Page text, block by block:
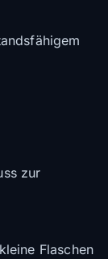
zur
Flaschen